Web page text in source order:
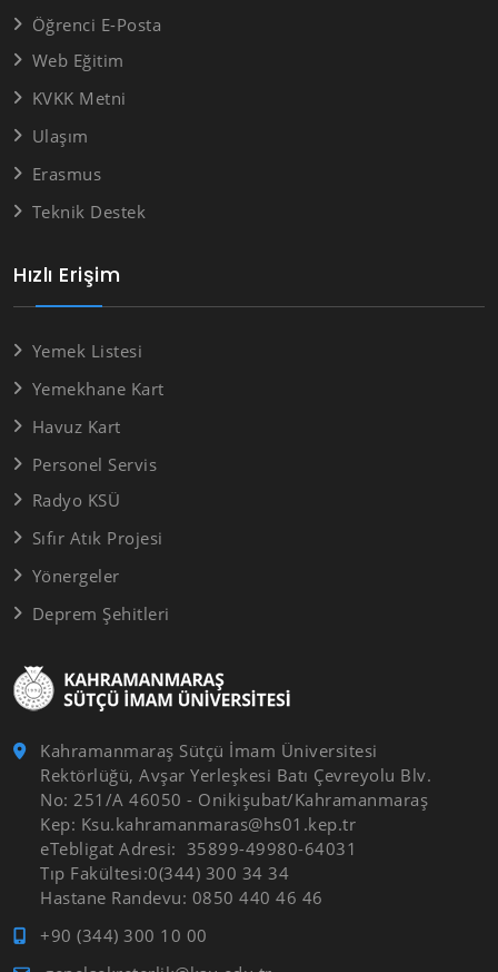
Kahramanmaraş Sütçü İmam Üniversitesi
Rektörlüğü, Avşar Yerleşkesi Batı Çevreyolu Blv.
No: 251/A 46050 - Onikişubat/Kahramanmaraş
Kep: Ksu.kahramanmaras@hs01.kep.tr
eTebligat Adresi: 35899-49980-64031
Tıp Fakültesi:0(344) 300 34 34
Hastane Randevu: 0850 440 46 46
+90 (344) 300 10 00
Hızlı Erişim
Yemek Listesi
Yemekhane Kart
Havuz Kart
Personel Servis
Radyo KSÜ
Sıfır Atık Projesi
Yönergeler
Deprem Şehitleri
Öğrenci E-Posta
Web Eğitim
KVKK Metni
Ulaşım
Erasmus
Teknik Destek